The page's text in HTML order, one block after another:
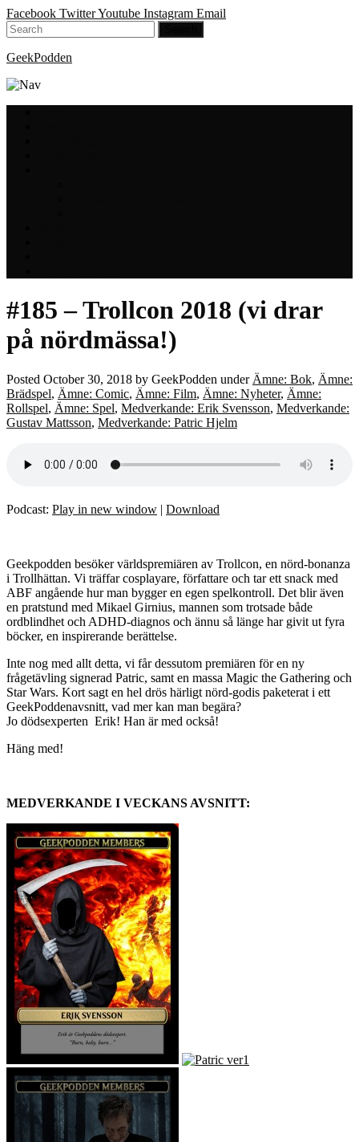
Facebook TwitterYoutube Instagram Email
GeekPodden
#185 – Trollcon 2018 (vi drar
på nördmässa!)
Posted October 30, 2018 by GeekPodden under Ämne: Bok, Ämne:
Brädspel, Ämne: Comic, Ämne: Film, Ämne: Nyheter, Ämne:
Rollspel, Ämne: Spel, Medverkande: Erik Svensson, Medverkande:
Gustav Mattsson, Medverkande: Patric Hjelm
Podcast: Play in new window | Download
Geekpodden besöker världspremiären av Trollcon, en nörd-bonanza
i Trollhättan. Vi träffar cosplayare, författare och tar ett snack med
ABF angående hur man bygger en egen spelkontroll. Det blir även
en pratstund med Mikael Girnius, mannen som trotsade både
ordblindhet och ADHD-diagnos och ännu så länge har givit ut fyra
böcker, en inspirerande berättelse.
Inte nog med allt detta, vi får dessutom premiären för en ny
frågetävling signerad Patric, samt en massa Magic the Gathering och
Star Wars. Kort sagt en hel drös härligt nörd-godis paketerat i ett
GeekPoddenavsnitt, vad mer kan man begära?
Jo dödsexperten Erik! Han är med också!
Häng med!
MEDVERKANDE I VECKANS AVSNITT: